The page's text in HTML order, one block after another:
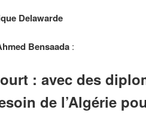
Delawarde
Bensaada:
: avec des
de l’Algérie